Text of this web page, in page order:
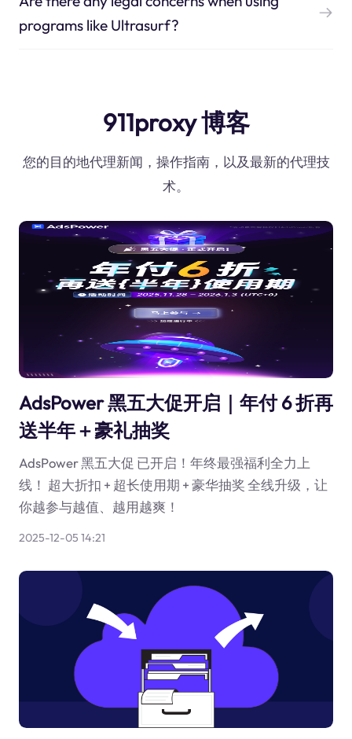
programs like Ultrasurf?
911proxy 博客
您的目的地代理新闻，操作指南，以及最新的代理技
术。
AdsPower 黑五大促开启｜年付 6 折再
送半年＋豪礼抽奖
AdsPower 黑五大促 已开启！年终最强福利全力上
线！ 超大折扣 + 超长使用期 + 豪华抽奖 全线升级，让
你越参与越值、越用越爽！
2025-12-05 14:21